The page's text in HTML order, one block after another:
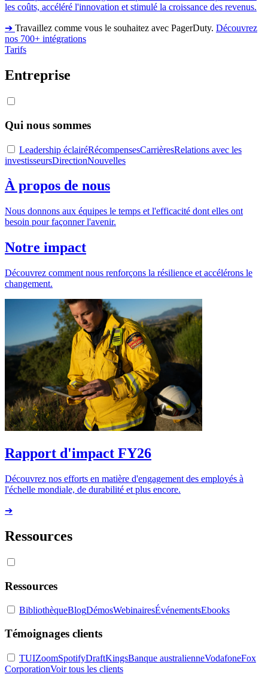
les coûts, accéléré l'innovation et stimulé la croissance des revenus.
➔ Travaillez comme vous le souhaitez avec PagerDuty. Découvrez
nos 700+ intégrations
Tarifs
Entreprise
Qui nous sommes
Leadership éclairéRécompensesCarrièresRelations avec les
investisseursDirectionNouvelles
À propos de nous
Nous donnons aux équipes le temps et l'efficacité dont elles ont
besoin pour façonner l'avenir.
Notre impact
Découvrez comment nous renforçons la résilience et accélérons le
changement.
Rapport d'impact FY26
Découvrez nos efforts en matière d'engagement des employés à
l'échelle mondiale, de durabilité et plus encore.
➔
Ressources
Ressources
BibliothèqueBlogDémosWebinairesÉvénementsEbooks
Témoignages clients
TUIZoomSpotifyDraftKingsBanque australienneVodafoneFox
CorporationVoir tous les clients